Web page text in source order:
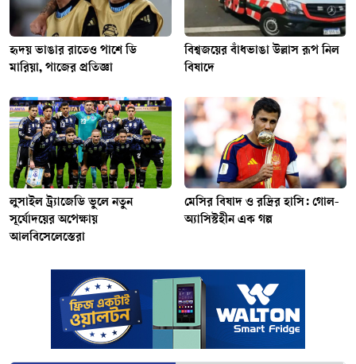
হৃদয় ভাঙার রাতেও পাশে ডি
মারিয়া, পাজের প্রতিজ্ঞা
বিশ্বজয়ের বাঁধভাঙা উল্লাস রূপ নিল
বিষাদে
লুসাইল ট্র্যাজেডি ভুলে নতুন
সূর্যোদয়ের অপেক্ষায়
আলবিসেলেস্তেরা
মেসির বিষাদ ও রদ্রির হাসি: গোল-
অ্যাসিস্টহীন এক গল্প